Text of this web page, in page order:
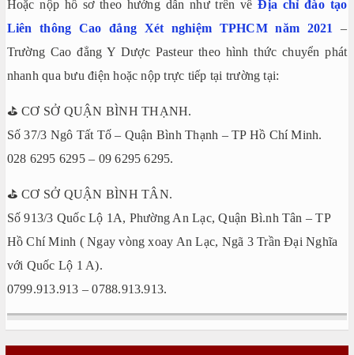
Hoặc nộp hồ sơ theo hướng dẫn như trên vềĐịa chỉ đào tạo
Liên thông Cao đẳng Xét nghiệm TPHCM năm 2021
–
Trường Cao đẳng Y Dược Pasteur theo hình thức chuyển phát
nhanh qua bưu điện hoặc nộp trực tiếp tại trường tại:
⛳️ CƠ SỞ QUẬN BÌNH THẠNH.
Số 37/3 Ngô Tất Tố – Quận Bình Thạnh – TP Hồ Chí Minh.
028 6295 6295 – 09 6295 6295.
⛳️ CƠ SỞ QUẬN BÌNH TÂN.
Số 913/3 Quốc Lộ 1A, Phường An Lạc, Quận Bì.nh Tân – TP
Hồ Chí Minh ( Ngay vòng xoay An Lạc, Ngã 3 Trần Đại Nghĩa
với Quốc Lộ 1 A).
0799.913.913 – 0788.913.913.